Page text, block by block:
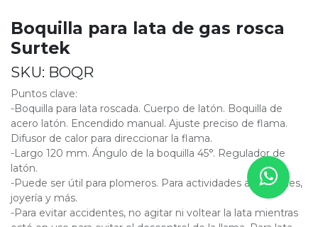
Boquilla para lata de gas rosca
Surtek
SKU: BOQR
Puntos clave:
-Boquilla para lata roscada. Cuerpo de latón. Boquilla de
acero latón. Encendido manual. Ajuste preciso de flama.
Difusor de calor para direccionar la flama.
-Largo 120 mm. Ángulo de la boquilla 45°. Regulador de
latón.
-Puede ser útil para plomeros. Para actividades artesanales,
joyería y más.
-Para evitar accidentes, no agitar ni voltear la lata mientras